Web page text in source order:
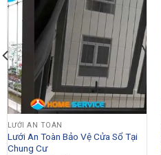
LƯỚI AN TOÀN
Lưới An Toàn Bảo Vệ Cửa Sổ Tại
Chung Cư